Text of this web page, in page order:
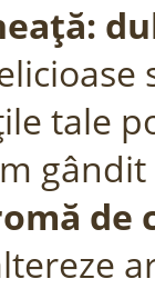
tale
de